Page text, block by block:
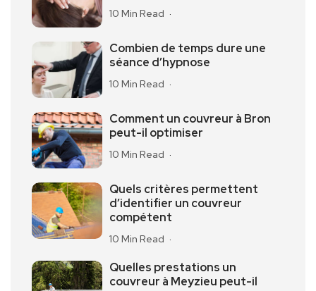
10 Min Read
Combien de temps dure une
séance d’hypnose
10 Min Read
Comment un couvreur à Bron
peut-il optimiser
10 Min Read
Quels critères permettent
d’identifier un couvreur
compétent
10 Min Read
Quelles prestations un
couvreur à Meyzieu peut-il